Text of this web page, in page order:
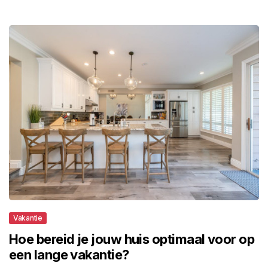
Vakantie
Hoe bereid je jouw huis optimaal voor op
een lange vakantie?